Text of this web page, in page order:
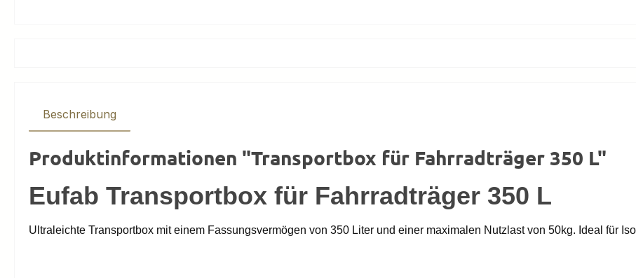
Beschreibung
Produktinformationen "Transportbox für Fahrradträger 350 L"
Eufab Transportbox für Fahrradträger 350 L
Ultraleichte Transportbox mit einem Fassungsvermögen von 350 Liter und einer maximalen Nutzlast von 50kg. Ideal für